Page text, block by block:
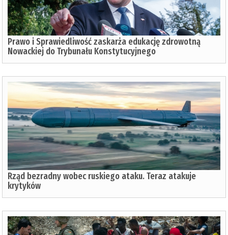
Prawo i Sprawiedliwość zaskarża edukację zdrowotną
Nowackiej do Trybunału Konstytucyjnego
Rząd bezradny wobec ruskiego ataku. Teraz atakuje
krytyków